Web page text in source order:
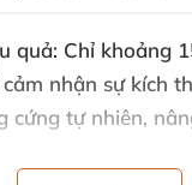
quả: Chỉ khoảng
nhận sự kích
cứng tự nhiên,